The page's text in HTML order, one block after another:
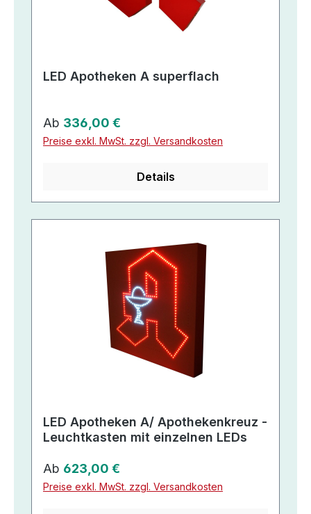
LED Apotheken A superflach
Regulärer Preis:
Ab 336,00 €
Preise exkl. MwSt. zzgl. Versandkosten
Details
LED Apotheken A/ Apothekenkreuz -
Leuchtkasten mit einzelnen LEDs
Regulärer Preis:
Ab 623,00 €
Preise exkl. MwSt. zzgl. Versandkosten